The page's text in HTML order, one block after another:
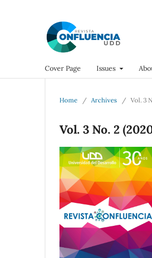
Cover Page Issues
Home / Archives / Vol. 3
Vol. 3 No. 2